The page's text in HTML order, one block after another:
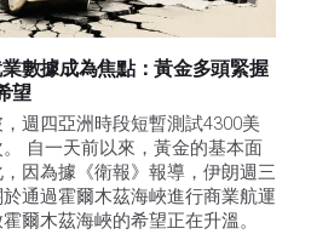
數據成為焦點：黃金多頭緊握
望
週四亞洲時段短暫測試4300美
自一天前以來，黃金的基本面
因為據《衛報》報導，伊朗週三
通過霍爾木茲海峽進行商業航運
爾木茲海峽的希望正在升溫。